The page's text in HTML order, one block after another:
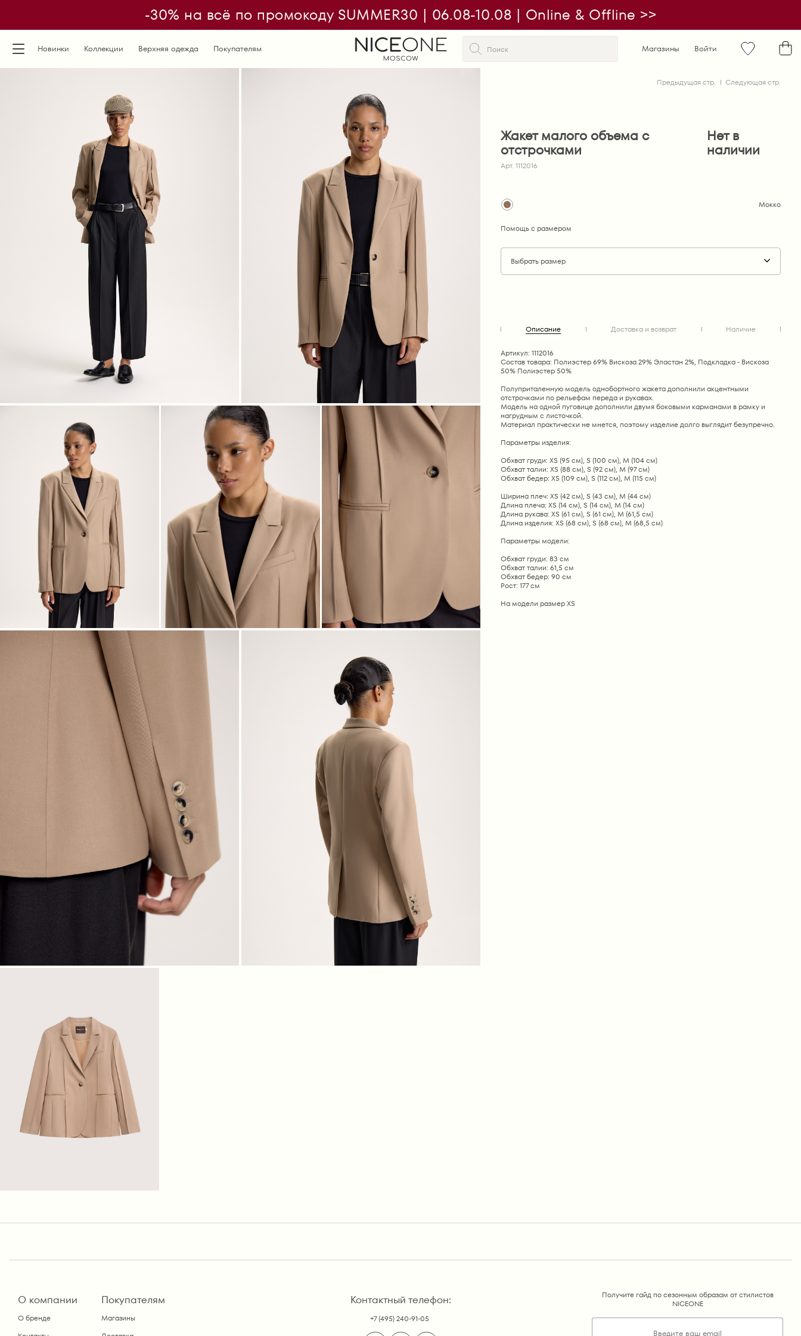
-30% на всё по промокоду SUMMER30 | 06.08-10.08 | Online & Offline >>
Новинки Коллекции Верхняя одежда Покупателям Магазины Войти
Предыдущая стр. Следующая стр.
Жакет малого объема с
отстрочками
Арт. 1112016
Нет в
наличии
Мокко
Помощь с размером
Выбрать размер
Описание Доставка и возврат Наличие
Артикул: 1112016
Состав товара: Полиэстер 69% Вискоза 29% Эластан 2%, Подкладка - Вискоза
50% Полиэстер 50%
Полуприталенную модель однобортного жакета дополнили акцентными
отстрочками по рельефам переда и рукавах.
Модель на одной пуговице дополнили двумя боковыми карманами в рамку и
нагрудным с листочкой.
Материал практически не мнется, поэтому изделие долго выглядит безупречно.
Параметры изделия:
Обхват груди: XS (95 см), S (100 см), M (104 см)
Обхват талии: XS (88 см), S (92 см), M (97 см)
Обхват бедер: XS (109 см), S (112 см), M (115 см)
Ширина плеч: XS (42 см), S (43 см), M (44 см)
Длина плеча: XS (14 см), S (14 см), M (14 см)
Длина рукава: XS (61 см), S (61 см), M (61,5 см)
Длина изделия: XS (68 см), S (68 см), M (68,5 см)
Параметры модели:
Обхват груди: 83 см
Обхват талии: 61,5 см
Обхват бедер: 90 см
Рост: 177 см
На модели размер ХS
О компании
О бренде
Покупателям
Магазины
Контактный телефон:
+7 (495) 240-91-05
Получите гайд по сезонным образам от стилистов
NICEONE